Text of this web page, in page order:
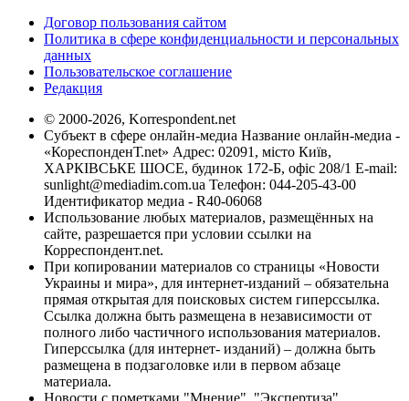
Договор пользования сайтом
Политика в сфере конфиденциальности и персональных
данных
Пользовательское соглашение
Редакция
© 2000-2026, Korrespondent.net
Субъект в сфере онлайн-медиа Название онлайн-медиа -
«КореспонденТ.net» Адрес: 02091, місто Київ,
ХАРКІВСЬКЕ ШОСЕ, будинок 172-Б, офіс 208/1 E-mail:
sunlight@mediadim.com.ua Телефон: 044-205-43-00
Идентификатор медиа - R40-06068
Использование любых материалов, размещённых на
сайте, разрешается при условии ссылки на
Корреспондент.net.
При копировании материалов со страницы «Новости
Украины и мира», для интернет-изданий – обязательна
прямая открытая для поисковых систем гиперссылка.
Ссылка должна быть размещена в независимости от
полного либо частичного использования материалов.
Гиперссылка (для интернет- изданий) – должна быть
размещена в подзаголовке или в первом абзаце
материала.
Новости с пометками "Мнение", "Экспертиза",